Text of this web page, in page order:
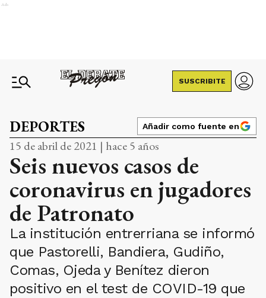
Ads
SUSCRIBITE
DEPORTES Añadir como fuente en
15 de abril de 2021 | hace 5 años
Seis nuevos casos de
coronavirus en jugadores
de Patronato
La institución entrerriana se informó
que Pastorelli, Bandiera, Gudiño,
Comas, Ojeda y Benítez dieron
positivo en el test de COVID-19 que